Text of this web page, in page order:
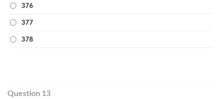
376
377
378
Question 13